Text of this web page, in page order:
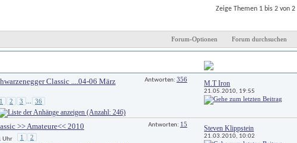
Zeige Themen 1 bis 2 von 2
Forum-Optionen Forum durchsuchen
Classic ....04-06 März
1 2 3 ... 36
Antworten: 356 M.T Iron
21.05.2010, 19:55
>> Amateure<< 2010
Uhr 1 2
Antworten: 15 Steven Klippstein
21.03.2010, 10:02